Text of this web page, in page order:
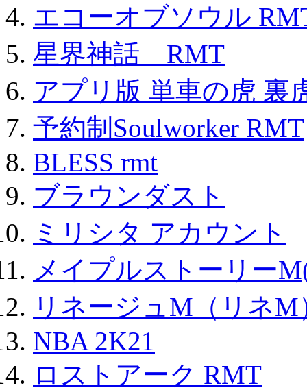
エコーオブソウル
星界神話 RMT
アプリ版 単車の虎 裏
予約制Soulworker RMT
BLESS rmt
ブラウンダスト
ミリシタ アカウント
メイプルストーリー
リネージュM（リネM
NBA 2K21
ロストアーク RMT